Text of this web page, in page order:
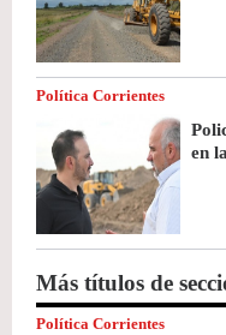
Política Corrientes
en
Más títulos de
Política Corrientes